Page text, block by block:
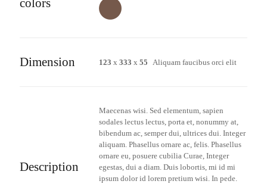
colors
Dimension 123 x 333 x 55 Aliquam faucibus orci elit
Description
Maecenas wisi. Sed elementum, sapien
sodales lectus lectus, porta et, nonummy at,
bibendum ac, semper dui, ultrices dui. Integer
aliquam. Phasellus ornare ac, felis. Phasellus
ornare eu, posuere cubilia Curae, Integer
egestas, dui a diam. Duis lobortis, mi id mi
ipsum dolor id lorem pretium wisi. In pede.